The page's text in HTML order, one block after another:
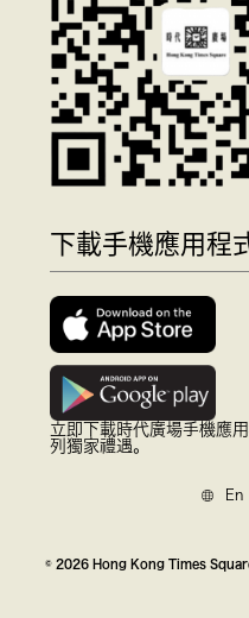
下載手機應用程
立即下載時代廣場手機應
列獨家禮遇。
En
© 2026 Hong Kong Times